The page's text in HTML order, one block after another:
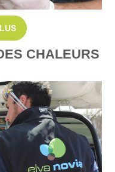
CHALEURS